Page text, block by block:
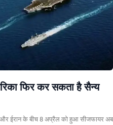
फिर कर सकता है सैन्य
और ईरान के बीच 8 अप्रैल को हुआ सीजफायर अब